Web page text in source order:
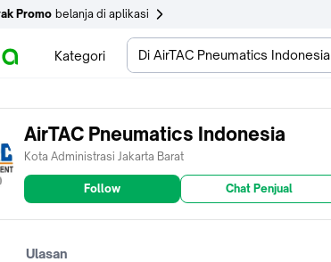
Promo belanja di aplikasi
Kategori Di AirTAC Pneumatics Indonesia
AirTAC Pneumatics Indonesia
Kota Administrasi Jakarta Barat
Follow Chat Penjual
Ulasan